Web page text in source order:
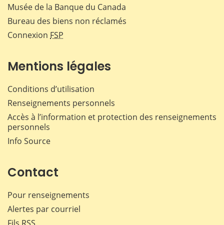
Musée de la Banque du Canada
Bureau des biens non réclamés
Connexion FSP
Mentions légales
Conditions d’utilisation
Renseignements personnels
Accès à l’information et protection des renseignements
personnels
Info Source
Contact
Pour renseignements
Alertes par courriel